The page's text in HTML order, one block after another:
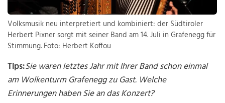
Volksmusik neu interpretiert und kombiniert: der Südtiroler
Herbert Pixner sorgt mit seiner Band am 14. Juli in Grafenegg für
Stimmung. Foto: Herbert Koffou
Tips:Sie waren letztes Jahr mit Ihrer Band schon einmal
am Wolkenturm Grafenegg zu Gast. Welche
Erinnerungen haben Sie an das Konzert?